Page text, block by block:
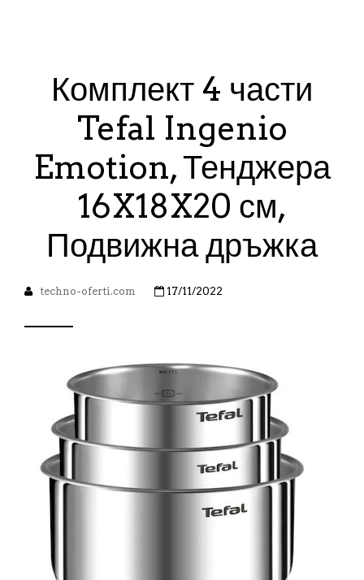
Комплект 4 части
Tefal Ingenio
Emotion, Тенджера
16X18X20 см,
Подвижна дръжка
techno-oferti.com 17/11/2022